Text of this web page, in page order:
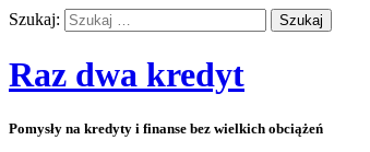
Szukaj:
Raz dwa kredyt
Pomysły na kredyty i finanse bez wielkich obciążeń